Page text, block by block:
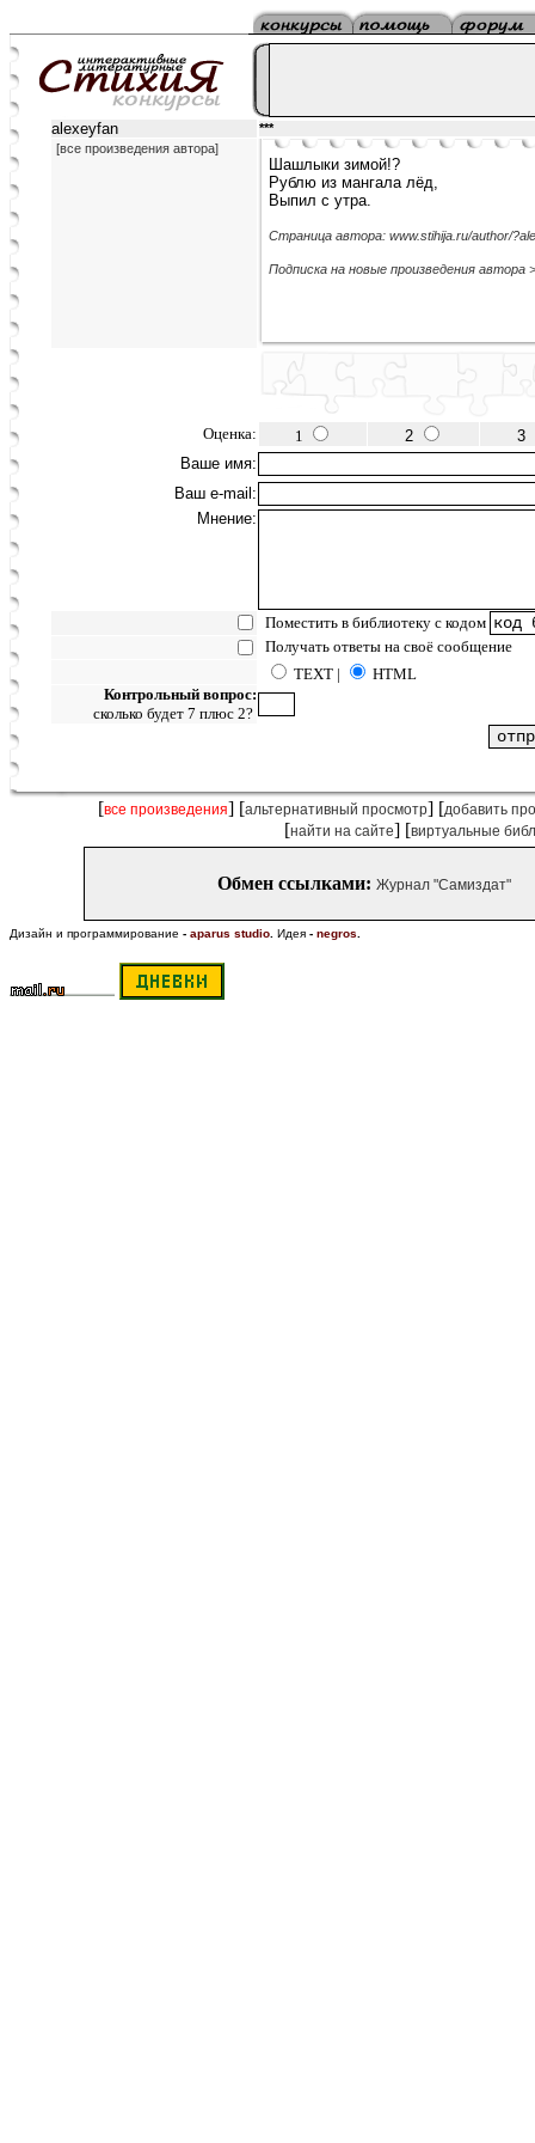
alexeyfan
***
[все произведения автора]
Шашлыки зимой!?
Рублю из мангала лёд,
Выпил с утра.
Страница автора: www.stihija.ru/author/
Подписка на новые произведения автора
Оценка: 1 2
3
Ваше имя:
Ваш e-mail:
Мнение:
Поместить в библиотеку с кодом
Получать ответы на своё сообщение
TEXT |
HTML
Контрольный вопрос:
сколько будет 7 плюс 2?
[все произведения] [альтернативный просмотр] [добавить
[найти на сайте] [виртуальные
Обмен ссылками: Журнал "Самиздат"
Дизайн и программирование - aparus studio Идея - negros